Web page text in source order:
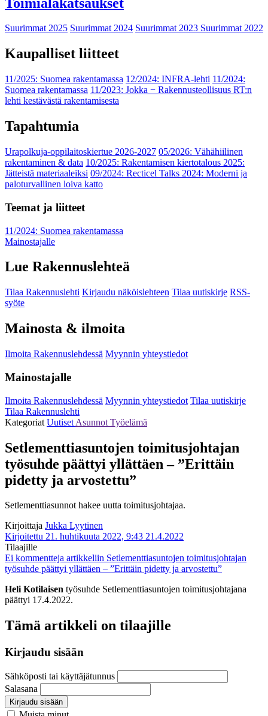
Suurimmat 2025 Suurimmat 2024 Suurimmat 2023 Suurimmat 2022
Kaupalliset liitteet
11/2025: Suomea rakentamassa 12/2024: INFRA-lehti 11/2024:
Suomea rakentamassa 11/2023: Jokka − Rakennusteollisuus RT:n
lehti kestävästä rakentamisesta
Tapahtumia
Urapolkuja-oppilaitoskiertue 2026-2027 05/2026: Vähähiilinen
rakentaminen & data 10/2025: Rakentamisen kiertotalous 2025:
Jätteistä materiaaleiksi 09/2024: Recticel Talks 2024: Moderni ja
paloturvallinen loiva katto
Teemat ja liitteet
11/2024: Suomea rakentamassa
Mainostajalle
Lue Rakennuslehteä
Tilaa Rakennuslehti Kirjaudu näköislehteen Tilaa uutiskirje RSS-
syöte
Mainosta & ilmoita
Ilmoita Rakennuslehdessä Myynnin yhteystiedot
Mainostajalle
Ilmoita Rakennuslehdessä Myynnin yhteystiedot Tilaa uutiskirje
Tilaa Rakennuslehti
Kategoriat Uutiset Asunnot Työelämä
Setlementtiasuntojen toimitusjohtajan
työsuhde päättyi yllättäen – ”Erittäin
pidetty ja arvostettu”
Setlementtiasunnot hakee uutta toimitusjohtajaa.
Kirjoittaja Jukka Lyytinen
Kirjoitettu 21. huhtikuuta 2022, 9:43 21.4.2022
Tilaajille
Ei kommentteja artikkeliin Setlementtiasuntojen toimitusjohtajan
työsuhde päättyi yllättäen – ”Erittäin pidetty ja arvostettu”
Heli Kotilaisen työsuhde Setlementtiasuntojen toimitusjohtajana
päättyi 17.4.2022.
Tämä artikkeli on tilaajille
Kirjaudu sisään
Sähköposti tai käyttäjätunnus
Salasana
Kirjaudu sisään